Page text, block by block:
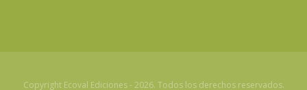
Copyright Ecoval Ediciones - 2026. Todos los derechos reservados.